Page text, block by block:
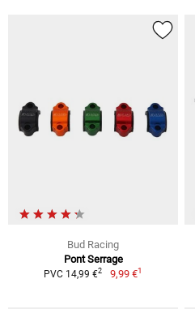
Bud Racing
Pont Serrage
PVC 14,99 €2 9,99 €1